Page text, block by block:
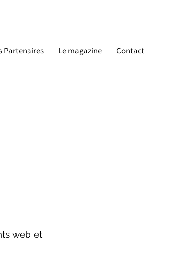
Partenaires Le magazine Contact
web et